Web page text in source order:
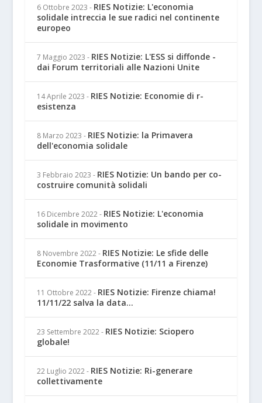
6 Ottobre 2023 - RIES Notizie: L'economia
solidale intreccia le sue radici nel continente
europeo
7 Maggio 2023 - RIES Notizie: L'ESS si diffonde -
dai Forum territoriali alle Nazioni Unite
14 Aprile 2023 - RIES Notizie: Economie di r-
esistenza
8 Marzo 2023 - RIES Notizie: la Primavera
dell'economia solidale
3 Febbraio 2023 - RIES Notizie: Un bando per co-
costruire comunità solidali
16 Dicembre 2022 - RIES Notizie: L'economia
solidale in movimento
8 Novembre 2022 - RIES Notizie: Le sfide delle
Economie Trasformative (11/11 a Firenze)
11 Ottobre 2022 - RIES Notizie: Firenze chiama!
11/11/22 salva la data...
23 Settembre 2022 - RIES Notizie: Sciopero
globale!
22 Luglio 2022 - RIES Notizie: Ri-generare
collettivamente